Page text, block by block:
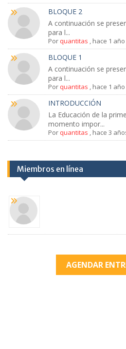
BLOQUE 2
A continuación se
para l...
Porquantitas hace 1 año
BLOQUE 1
A continuación se
para l...
Porquantitas hace 1 año
INTRODUCCIÓN
La Educación de la
momento impor...
Porquantitas hace 3
Miembros en línea
AGENDAR